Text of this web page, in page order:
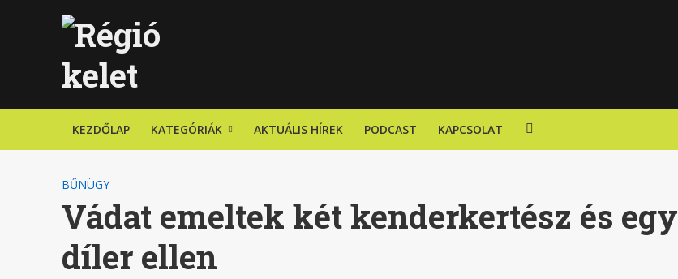
KEZDŐLAP KATEGÓRIÁK AKTUÁLIS HÍREK PODCAST KAPCSOLAT
BŰNÜGY
Vádat emeltek két kenderkertész és egy
díler ellen